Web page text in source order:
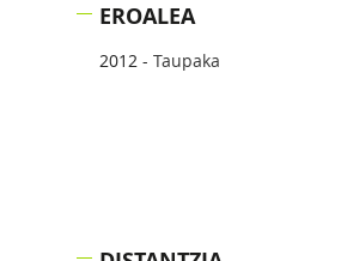
EROALEA
2012 - Taupaka